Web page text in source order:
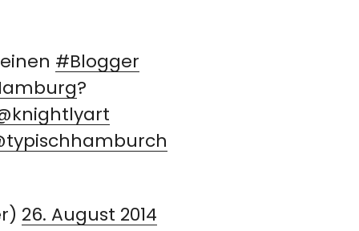
#Blogger
?
26. August 2014